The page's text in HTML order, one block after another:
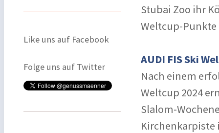
Like uns auf Facebook
Folge uns auf Twitter
Stubai Zoo ihr
Weltcup-
AUDI FIS Ski
Nach einem
Weltcup 2024
Slalom-
Kirchenkarpiste